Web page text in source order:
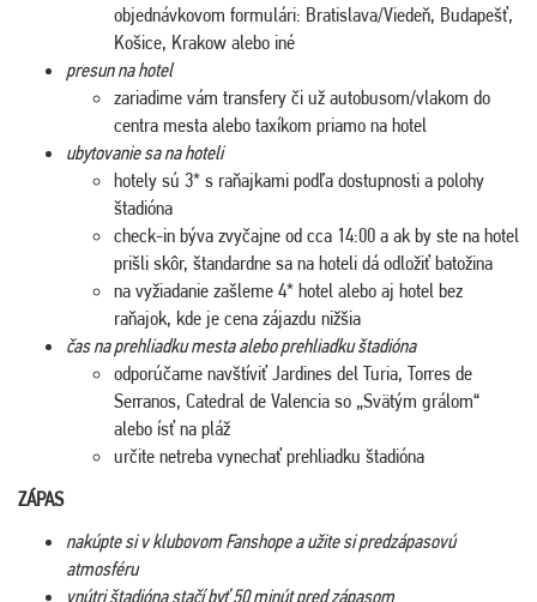
objednávkovom formulári: Bratislava/Viedeň, Budapešť,
Košice, Krakow alebo iné
presun na hotel
zariadime vám transfery či už autobusom/vlakom do
centra mesta alebo taxíkom priamo na hotel
ubytovanie sa na hoteli
hotely sú 3* s raňajkami podľa dostupnosti a polohy
štadióna
check-in býva zvyčajne od cca 14:00 a ak by ste na hotel
prišli skôr, štandardne sa na hoteli dá odložiť batožina
na vyžiadanie zašleme 4* hotel alebo aj hotel bez
raňajok, kde je cena zájazdu nižšia
čas na prehliadku mesta alebo prehliadku štadióna
odporúčame navštíviť Jardines del Turia, Torres de
Serranos, Catedral de Valencia so „Svätým grálom“
alebo ísť na pláž
určite netreba vynechať prehliadku štadióna
ZÁPAS
nakúpte si v klubovom Fanshope a užite si predzápasovú
atmosféru
vnútri štadióna stačí byť 50 minút pred zápasom